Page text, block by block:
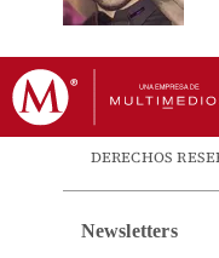
DERECHOS
Newsletters